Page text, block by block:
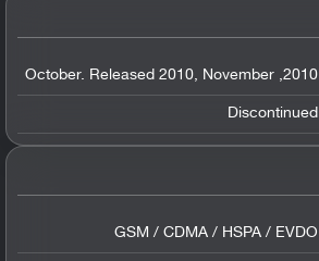
2010, October. Released 2010, November
Discontinued
GSM / CDMA / HSPA / EVDO